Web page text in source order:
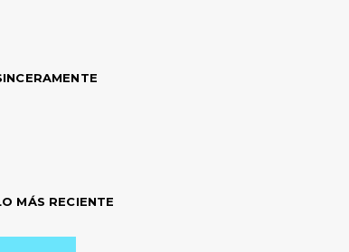
MÁS RECIENTE